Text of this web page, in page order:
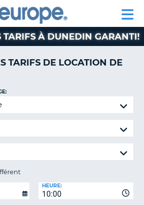
PARTENAIRE
SUPPORT
CLIENT
TARIFS À DUNEDIN GARANTI!
TARIFS DE LOCATION DE
10:00
HEURE: